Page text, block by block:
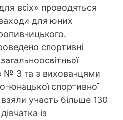
всіх» проводяться
для юних
спортивні
№ 3 та з вихованцями
юнацької спортивної
участь більше 130
із